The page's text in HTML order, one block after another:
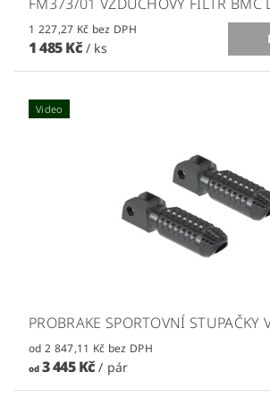
1 227,27 Kč bez DPH
1 485 Kč / ks
Video
PROBRAKE SPORTOVNÍ STUPAČKY
od 2 847,11 Kč bez DPH
od3 445 Kč/ pár